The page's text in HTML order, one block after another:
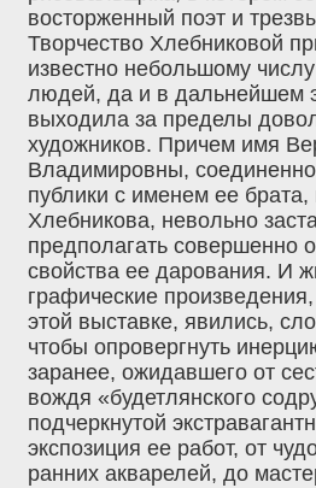
восторженный поэт и
Творчество Хлебниковой
известно небольшому
людей, да и в дальнейшем
выходила за пределы
художников. Причем имя
Владимировны,
публики с именем ее
Хлебникова, невольно
предполагать совершенно
свойства ее дарования. И
графические
этой выставке, явились,
чтобы опровергнуть
заранее, ожидавшего от
вождя «будетлянского
подчеркнутой
экспозиция ее работ, от
ранних акварелей, до